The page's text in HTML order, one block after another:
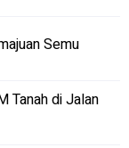
Semu
Tanah di Jalan